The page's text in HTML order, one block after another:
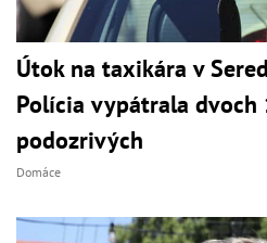
Útok na taxikára v
Polícia vypátrala dvoch
podozrivých
Domáce